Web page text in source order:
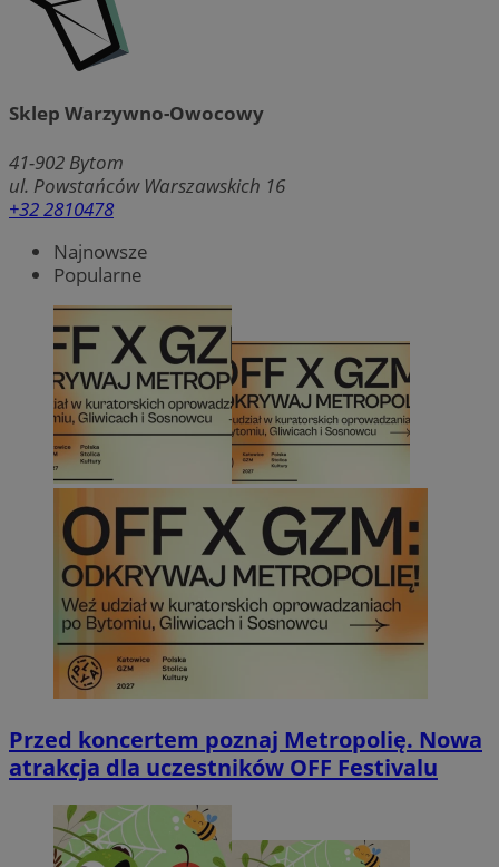
Sklep Warzywno-Owocowy
41-902 Bytom
ul. Powstańców Warszawskich 16
+32 2810478
Najnowsze
Popularne
Przed koncertem poznaj Metropolię. Nowa
atrakcja dla uczestników OFF Festivalu